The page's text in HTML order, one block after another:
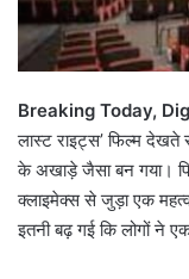
Breaking Today,
लास्ट राइट्स’ फिल्म देखते
के अखाड़े जैसा बन गया।
क्लाइमेक्स से जुड़ा एक
इतनी बढ़ गई कि लोगों ने